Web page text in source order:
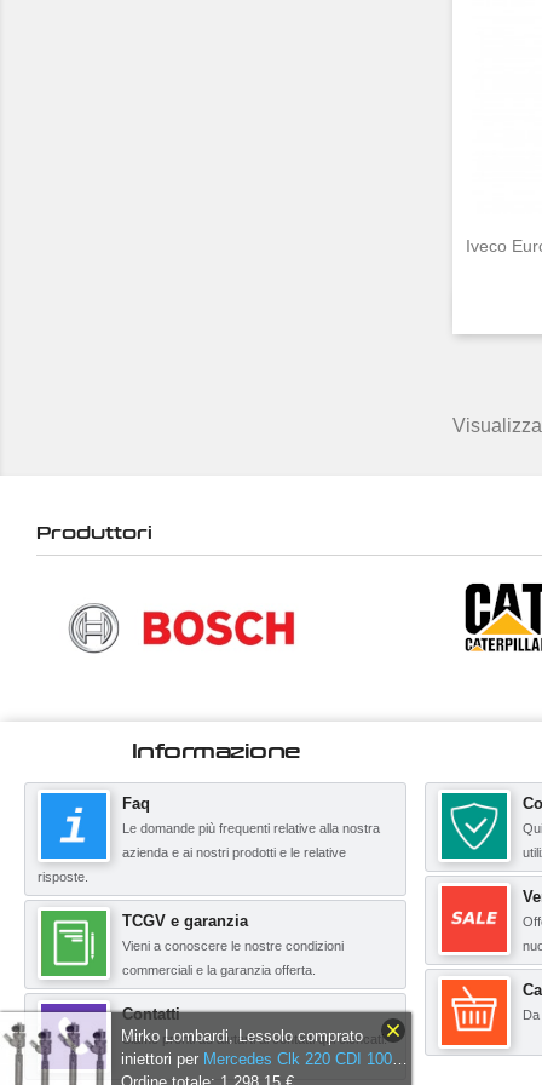
Iveco
Produttori
Informazione
Faq
Le domande più frequenti relative alla nostra
azienda e ai nostri prodotti e le relative
risposte.
TCGV e garanzia
Vieni a conoscere le nostre condizioni
commerciali e la garanzia offerta.
Contatti
Siamo pronti ad aiutarti ai contatti qui elencati.
Mirko Lombardi, Lessolo comprato
iniettori per Mercedes Clk 220 CDI 100 kW 136 CV BOSCH Iniettori 6460700787, A6460700787